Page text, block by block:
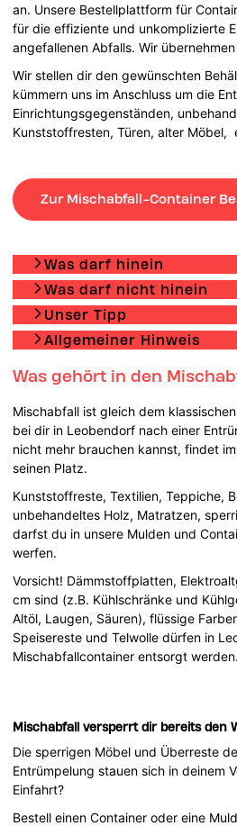
an. Unsere Bestellplattform für
für die effiziente und unkomplizierte
angefallenen Abfalls. Wir
Wir stellen dir den gewünschten
kümmern uns im Anschluss um die
Einrichtungsgegenständen,
Kunststoffresten, Türen, alter Möbel,
Zur Mischabfall-Container
Was darf hinein
Was darf nicht hinein
Unser Tipp
Allgemeiner Hinweis
Was gehört in den
Mischabfall ist gleich dem
bei dir in Leobendorf nach einer
nicht mehr brauchen kannst, findet
seinen Platz.
Kunststoffreste, Textilien, Teppiche,
unbehandeltes Holz, Matratzen,
darfst du in unsere Mulden und
werfen.
Vorsicht! Dämmstoffplatten,
cm sind (z.B. Kühlschränke und
Altöl, Laugen, Säuren), flüssige
Speisereste und Telwolle dürfen in
Mischabfallcontainer entsorgt werden.
Mischabfall versperrt dir bereits den
Die sperrigen Möbel und Überreste
Entrümpelung stauen sich in deinem
Einfahrt?
Bestell einen Container oder eine